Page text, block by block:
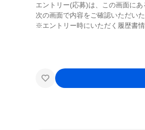
エントリー(応募)は、この画面に
次の画面で内容をご確認いただい
※エントリー時にいただく履歴書